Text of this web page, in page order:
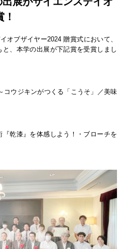
オブザイヤー2024 贈賞式において、
、本学の出展が下記賞を受賞しまし
コウジキンがつくる「こうそ」／美味
乾漆』を体感しよう！・ブローチを